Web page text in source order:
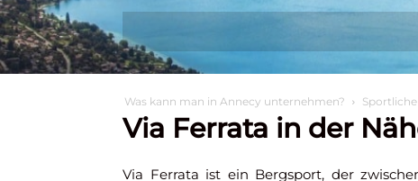
Entdecken Sie
Was kann man in Annecy unternehmen?
Via Ferrata in der
Via Ferrata ist ein Bergsport, der